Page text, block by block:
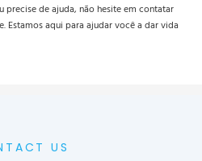
precise de ajuda, não hesite em contatar
Estamos aqui para ajudar você a dar vida
US